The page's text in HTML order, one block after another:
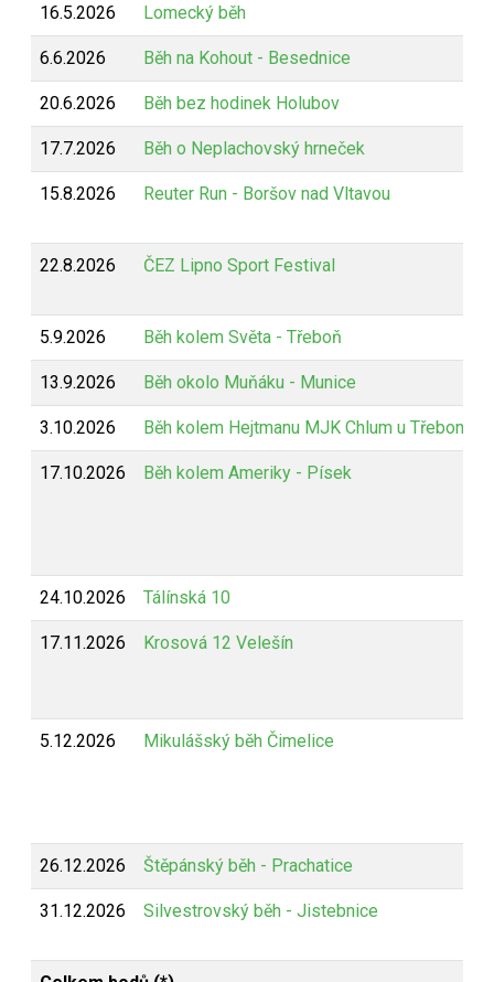
16.5.2026 Lomecký běh
6.6.2026 Běh na Kohout - Besednice
20.6.2026 Běh bez hodinek Holubov
17.7.2026 Běh o Neplachovský hrneček
15.8.2026 Reuter Run - Boršov nad Vltavou
22.8.2026 ČEZ Lipno Sport Festival
5.9.2026 Běh kolem Světa - Třeboň
13.9.2026 Běh okolo Muňáku - Munice
3.10.2026 Běh kolem Hejtmanu MJK Chlum u Třeboně
17.10.2026 Běh kolem Ameriky - Písek
24.10.2026 Tálínská 10
17.11.2026 Krosová 12 Velešín
5.12.2026 Mikulášský běh Čimelice
26.12.2026 Štěpánský běh - Prachatice
31.12.2026 Silvestrovský běh - Jistebnice